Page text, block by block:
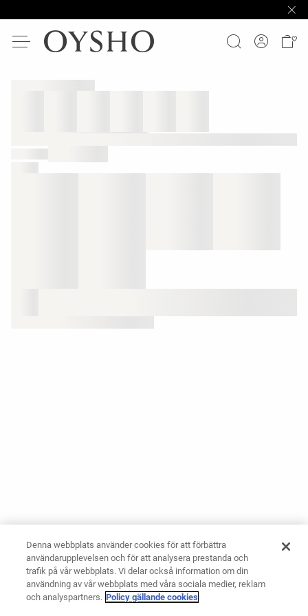
Denna webbplats använder cookies för att förbättra
användarupplevelsen och för att analysera prestanda och
trafik på vår webbplats. Vi delar också information om din
användning av vår webbplats med våra sociala medier, reklam
och analyspartners. Policy gällande cookies